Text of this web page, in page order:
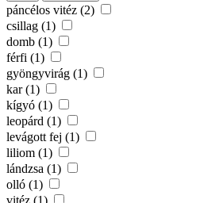
páncélos vitéz (2)
csillag (1)
domb (1)
férfi (1)
gyöngyvirág (1)
kar (1)
kígyó (1)
leopárd (1)
levágott fej (1)
liliom (1)
lándzsa (1)
olló (1)
vitéz (1)